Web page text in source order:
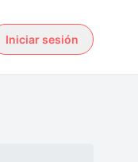
Iniciar sesión